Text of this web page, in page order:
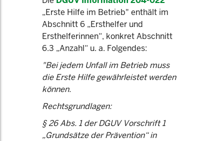
„Erste Hilfe im Betrieb" enthält im
Abschnitt 6 „Ersthelfer und
Ersthelferinnen“, konkret Abschnitt
6.3 „Anzahl“ u. a. Folgendes:
"Bei jedem Unfall im Betrieb muss
die Erste Hilfe gewährleistet werden
können.
Rechtsgrundlagen:
§ 26 Abs. 1 der DGUV Vorschrift 1
„Grundsätze der Prävention“ in